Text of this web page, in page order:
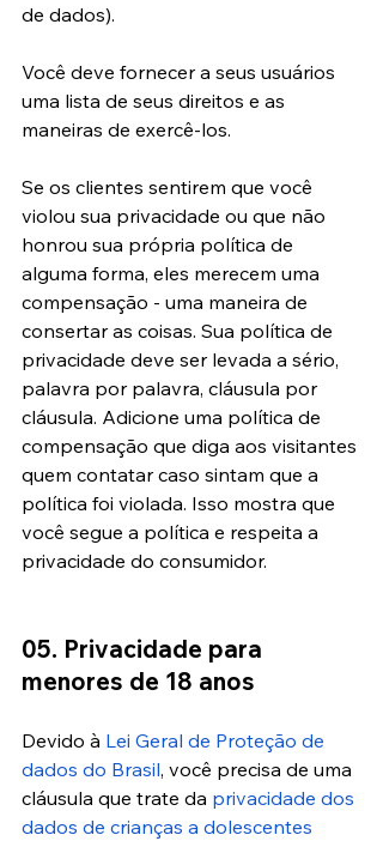
de dados).
Você deve fornecer a seus usuários
uma lista de seus direitos e as
maneiras de exercê-los.
Se os clientes sentirem que você
violou sua privacidade ou que não
honrou sua própria política de
alguma forma, eles merecem uma
compensação - uma maneira de
consertar as coisas. Sua política de
privacidade deve ser levada a sério,
palavra por palavra, cláusula por
cláusula. Adicione uma política de
compensação que diga aos visitantes
quem contatar caso sintam que a
política foi violada. Isso mostra que
você segue a política e respeita a
privacidade do consumidor.
05. Privacidade para
menores de 18 anos
Devido à Lei Geral de Proteção de
dados do Brasil, você precisa de uma
cláusula que trate da privacidade dos
dados de crianças a dolescentes